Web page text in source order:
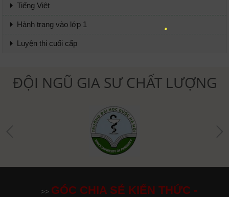
Tiếng Việt
Hành trang vào lớp 1
Luyện thi cuối cấp
ĐỘI NGŨ GIA SƯ CHẤT LƯỢNG
>> GÓC CHIA SẺ KIẾN THỨC -